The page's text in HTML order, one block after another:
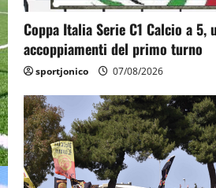
Coppa Italia Serie C1 Calcio a
accoppiamenti del primo turno
sportjonico 07/08/2026